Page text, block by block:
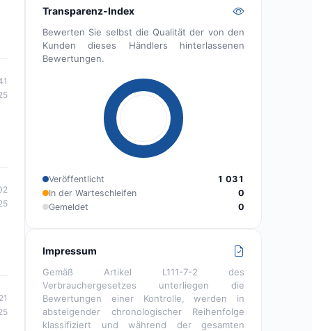
Transparenz-Index
Bewerten Sie selbst die Qualität der von den
Kunden dieses Händlers hinterlassenen
Bewertungen.
Veröffentlicht
1 031
In der Warteschleifen
0
Gemeldet
0
Impressum
Gemäß Artikel L111-7-2 des
Verbrauchergesetzes unterliegen die
Bewertungen einer Kontrolle, werden in
absteigender chronologischer Reihenfolge
klassifiziert und während der gesamten